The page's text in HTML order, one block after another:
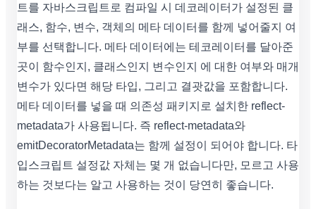
트를 자바스크립트로 컴파일 시 데코레이터가 설정된 클
래스, 함수, 변수, 객체의 메타 데이터를 함께 넣어줄지 여
부를 선택합니다. 메타 데이터에는 테코레이터를 달아준
곳이 함수인지, 클래스인지 변수인지 에 대한 여부와 매개
변수가 있다면 해당 타입, 그리고 결괏값을 포함합니다.
메타 데이터를 넣을 때 의존성 패키지로 설치한 reflect-
metadata가 사용됩니다. 즉 reflect-metadata와
emitDecoratorMetadata는 함께 설정이 되어야 합니다. 타
입스크립트 설정값 자체는 몇 개 없습니다만, 모르고 사용
하는 것보다는 알고 사용하는 것이 당연히 좋습니다.